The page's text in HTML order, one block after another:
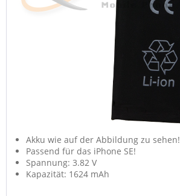
Akku wie auf der Abbildung zu sehen!
Passend für das iPhone SE!
Spannung: 3.82 V
Kapazität: 1624 mAh